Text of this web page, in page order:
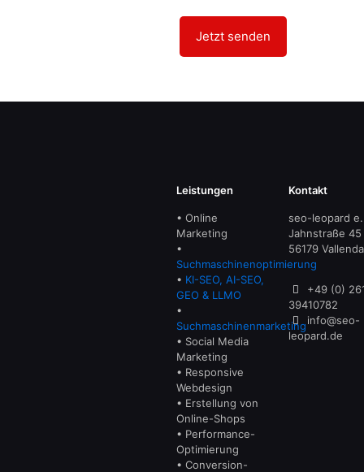
Leistungen
• Online
Marketing
•
Suchmaschinenoptimierung
• KI-SEO, AI-SEO,
GEO & LLMO
•
Suchmaschinenmarketing
• Social Media
Marketing
• Responsive
Webdesign
• Erstellung von
Online-Shops
• Performance-
Optimierung
• Conversion-
Kontakt
seo-leopard
Jahnstraße 45
56179
+49 (0)
39410782
info@seo-
leopard.de